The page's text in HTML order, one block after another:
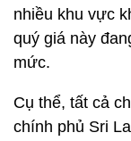
nhiều khu vực
quý giá này
mức.
Cụ thể, tất cả
chính phủ Sri